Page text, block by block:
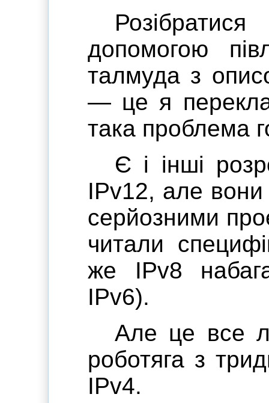
допомогою
талмуда з
— це я
така проблема
Є і інші
IPv12, але вони
серйозними
читали
же IPv8
IPv6).
Але це все
роботяга з
IPv4.